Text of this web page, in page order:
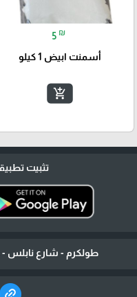
5 ₪
أسمنت ابيض 1 كيلو
add_shopping_cart
تثبيت
طولكرم - شارع نابلس